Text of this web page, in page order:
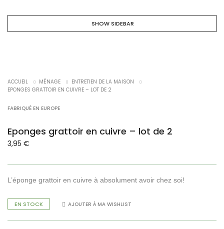
SHOW SIDEBAR
ACCUEIL MÉNAGE
ENTRETIEN DE LA MAISON
EPONGES GRATTOIR EN CUIVRE – LOT DE 2
FABRIQUÉ EN EUROPE
Eponges grattoir en cuivre – lot de 2
3,95 €
L’éponge grattoir en cuivre à absolument avoir chez soi!
EN STOCK AJOUTER À MA WISHLIST